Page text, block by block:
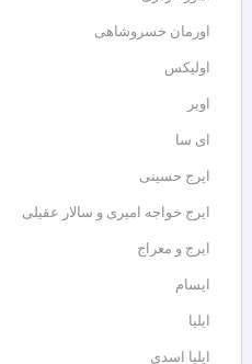
اورمان خسروشاهی
اولیکس
اویر
ای سا
ایرج حسینی
ایرج خواجه امیری و سالار عقیلی
ایرج و معراج
ایسام
ایلیا
ایلیا اسدی